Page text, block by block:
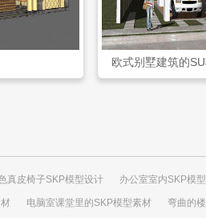
欧式别墅建筑的
真皮椅子SKP模型设计 办公室室内SKP模
电脑室课堂里的SKP模型素材 弯曲的